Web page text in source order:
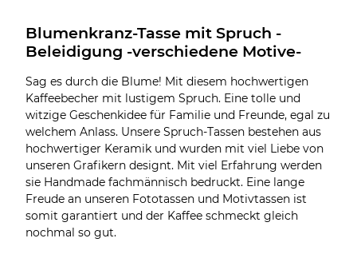
Blumenkranz-Tasse mit Spruch -
Beleidigung -verschiedene Motive-
Sag es durch die Blume! Mit diesem hochwertigen
Kaffeebecher mit lustigem Spruch. Eine tolle und
witzige Geschenkidee für Familie und Freunde, egal zu
welchem Anlass. Unsere Spruch-Tassen bestehen aus
hochwertiger Keramik und wurden mit viel Liebe von
unseren Grafikern designt. Mit viel Erfahrung werden
sie Handmade fachmännisch bedruckt. Eine lange
Freude an unseren Fototassen und Motivtassen ist
somit garantiert und der Kaffee schmeckt gleich
nochmal so gut.